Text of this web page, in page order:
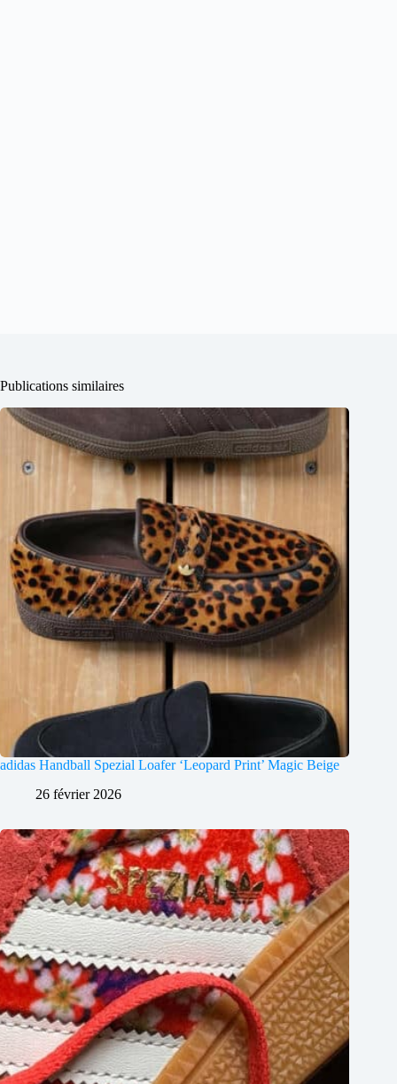
Publications similaires
adidas Handball Spezial Loafer ‘Leopard Print’ Magic Beige
26 février 2026